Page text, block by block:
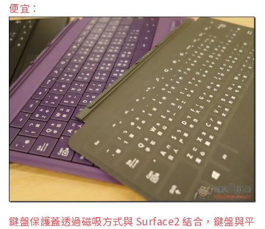
便宜：
鍵盤保護蓋透過磁吸方式與 Surface2 結合，鍵盤與平